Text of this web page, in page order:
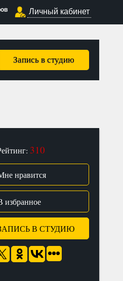
Личный кабинет
Запись в студию
310
нравится
избранное
В СТУДИЮ